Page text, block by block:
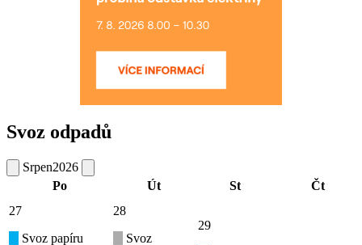
Svoz odpadů
Srpen2026
Po
Út St
Čt
27
Svoz papíru
28
Svoz
29